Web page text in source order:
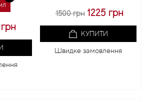
1500 грн 1225 грн
КУПИТИ
Швидке замовлення